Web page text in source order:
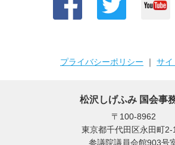
プライバシーポリシー ｜ サイ
松沢しげふみ 国会事
〒100-8962
東京都千代田区永田町2-
参議院議員会館903号